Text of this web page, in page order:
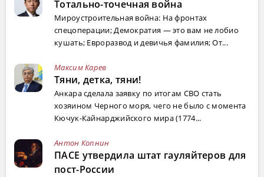
Тотально-точечная война
Мироустроительная война: На фронтах
спецоперации; Демократия — это вам не лобио
кушать; Евроразвод и девичья фамилия; От...
Максим Карев
Тяни, детка, тяни!
Анкара сделала заявку по итогам СВО стать
хозяином Черного моря, чего не было с момента
Кючук-Кайнарджийского мира (1774...
Антон Копнин
ПАСЕ утвердила штат гауляйтеров для
пост-России